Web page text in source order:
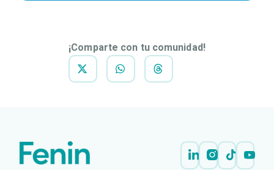
¡Comparte con tu comunidad!